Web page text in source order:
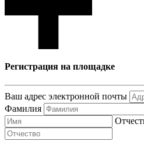
Регистрация на площадке
Ваш адрес электронной почты
Фамилия